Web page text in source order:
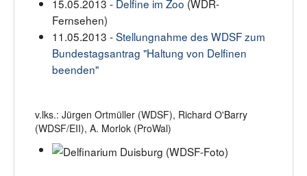
15.05.2013 - Delfine im Zoo (WDR-
Fernsehen)
11.05.2013 -Stellungnahme des WDSF zum
Bundestagsantrag "Haltung von Delfinen
beenden"
v.lks.: Jürgen Ortmüller (WDSF), Richard O'Barry
(WDSF/EII), A. Morlok (ProWal)